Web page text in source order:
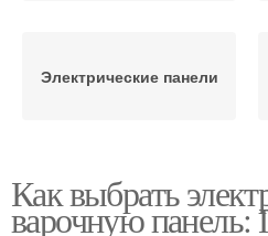
Электрические панели
Пленочные панели
Как выбрать
варочную панель: